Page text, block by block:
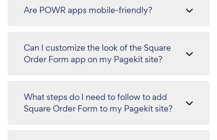
Are POWR apps mobile-friendly?
Can I customize the look of the Square
Order Form app on my Pagekit site?
What steps do I need to follow to add
Square Order Form to my Pagekit site?